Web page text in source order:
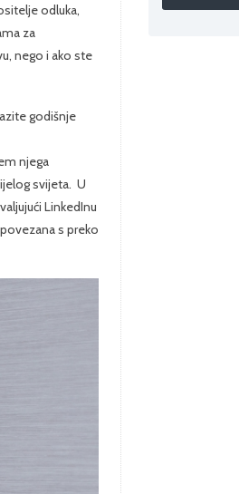
odluka,
za
nego i ako ste
godišnje
njega
svijeta. U
LinkedInu
s preko